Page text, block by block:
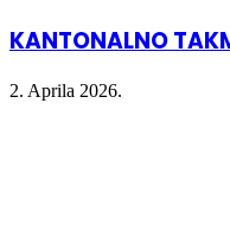
KANTONALNO
2. Aprila 2026.